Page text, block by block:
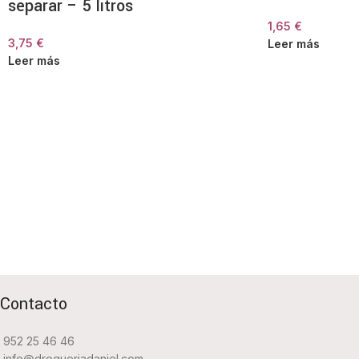
separar – 5 litros
3,75 €
Leer más
1,65 €
Leer más
Contacto
952 25 46 46